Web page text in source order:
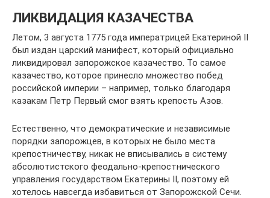
ЛИКВИДАЦИЯ КАЗАЧЕСТВА
Летом, 3 августа 1775 года императрицей Екатериной ІІ
был издан царский манифест, который официально
ликвидировал запорожское казачество. То самое
казачество, которое принесло множество побед
российской империи – например, только благодаря
казакам Петр Первый смог взять крепость Азов.
Естественно, что демократические и независимые
порядки запорожцев, в которых не было места
крепостничеству, никак не вписывались в систему
абсолютистского феодально-крепостнического
управления государством Екатерины ІІ, поэтому ей
хотелось навсегда избавиться от Запорожской Сечи.